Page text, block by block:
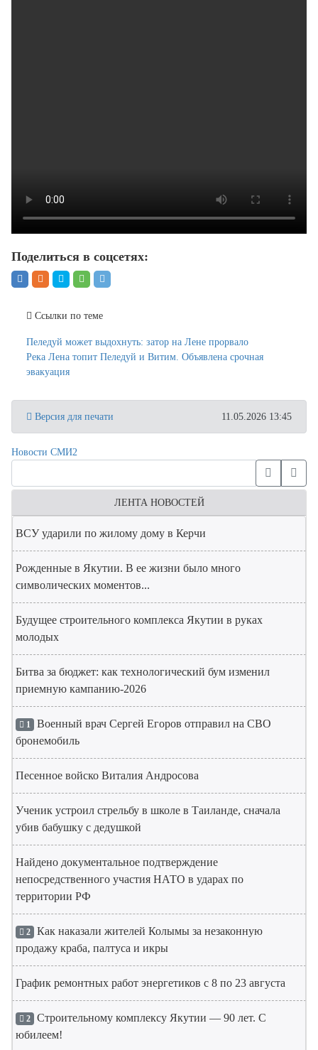
Поделиться в соцсетях:
Ссылки по теме
Пеледуй может выдохнуть: затор на Лене прорвало
Река Лена топит Пеледуй и Витим. Объявлена срочная
эвакуация
Версия для печати 11.05.2026 13:45
Новости СМИ2
ЛЕНТА НОВОСТЕЙ
ВСУ ударили по жилому дому в Керчи
Рожденные в Якутии. В ее жизни было много
символических моментов...
Будущее строительного комплекса Якутии в руках
молодых
Битва за бюджет: как технологический бум изменил
приемную кампанию-2026
1 Военный врач Сергей Егоров отправил на СВО
бронемобиль
Песенное войско Виталия Андросова
Ученик устроил стрельбу в школе в Таиланде, сначала
убив бабушку с дедушкой
Найдено документальное подтверждение
непосредственного участия НАТО в ударах по
территории РФ
2 Как наказали жителей Колымы за незаконную
продажу краба, палтуса и икры
График ремонтных работ энергетиков с 8 по 23 августа
2 Строительному комплексу Якутии — 90 лет. С
юбилеем!